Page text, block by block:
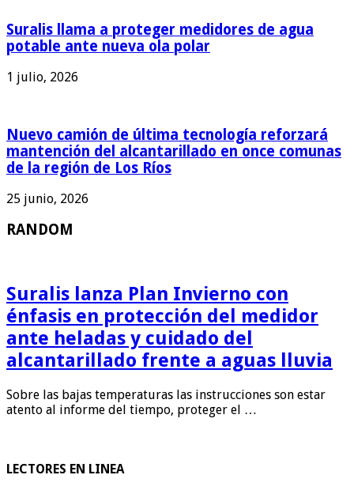
Suralis llama a proteger medidores de agua
potable ante nueva ola polar
1 julio, 2026
Nuevo camión de última tecnología reforzará
mantención del alcantarillado en once comunas
de la región de Los Ríos
25 junio, 2026
RANDOM
Suralis lanza Plan Invierno con
énfasis en protección del medidor
ante heladas y cuidado del
alcantarillado frente a aguas lluvia
Sobre las bajas temperaturas las instrucciones son estar
atento al informe del tiempo, proteger el …
LECTORES EN LINEA